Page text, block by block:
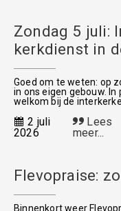
Zondag 5 juli:
kerkdienst in
Goed om te weten: op
in ons eigen gebouw.
welkom bij de
2 juli
2026
Lees
meer...
Flevopraise:
Binnenkort weer